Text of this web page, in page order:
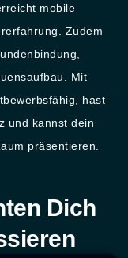
mobile
Zudem
Mit
hast
und kannst dein
präsentieren.
Dich